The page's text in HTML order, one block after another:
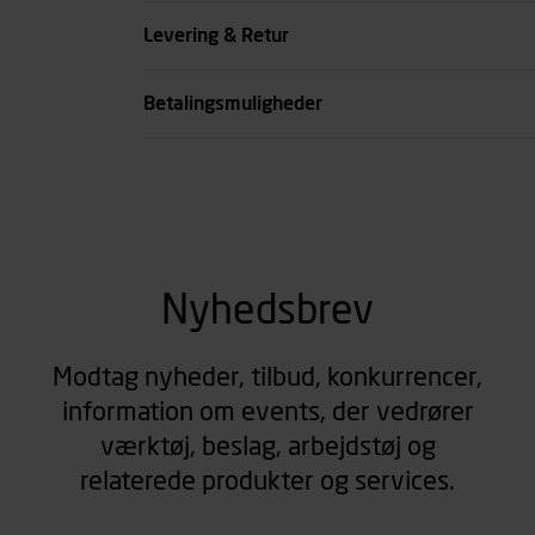
Levering & Retur
Betalingsmuligheder
Nyhedsbrev
Modtag nyheder, tilbud, konkurrencer,
information om events, der vedrører
værktøj, beslag, arbejdstøj og
relaterede produkter og services.